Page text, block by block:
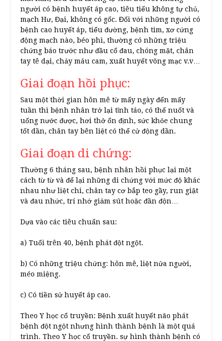
người có bệnh huyết áp cao, tiêu tiểu không tự chủ,
mạch Hư, Đại, không có gốc. Đối với những người có
bệnh cao huyết áp, tiểu đường, bệnh tim, xơ cứng
động mạch nào, béo phì, thường có những triệu
chứng báo trước như đầu cổ đau, chóng mặt, chân
tay tê dại, chảy máu cam, xuất huyết võng mạc v.v…
Giai đoạn hồi phục:
Sau một thời gian hôn mê từ mấy ngày đến mấy
tuần thì bệnh nhân trở lại tỉnh táo, có thể nuốt và
uống nước được, hơi thở ổn định, sức khỏe chung
tốt dần, chân tay bên liệt có thể cử động dần.
Giai đoạn di chứng:
Thường 6 tháng sau, bệnh nhân hồi phục lại một
cách từ từ và để lại những di chứng với mức độ khác
nhau như liệt chi, chân tay cơ bắp teo gầy, run giật
và đau nhức, trí nhớ giảm sút hoặc đần độn…
Dựa vào các tiêu chuẩn sau:
a) Tuổi trên 40, bệnh phát đột ngột.
b) Có những triệu chứng: hôn mê, liệt nửa người,
méo miệng.
c) Có tiền sử huyết áp cao.
Theo Y học cổ truyền: Bệnh xuất huyết não phát
bệnh đột ngột nhưng hình thành bệnh là một quá
trình. Theo Y học cổ truyền. sự hình thành bệnh có